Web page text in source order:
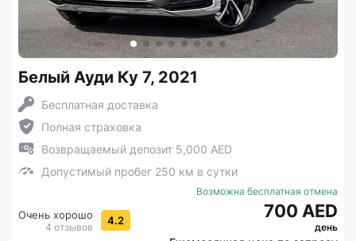
Белый Ауди Ку 7, 2021
Бесплатная доставка
Полная страховка
Возвращаемый депозит 5,000 AED
Допустимый пробег 250 км в сутки
Очень хорошо
4 отзывов 4.2
Возможна бесплатная отмена
700 AED
день